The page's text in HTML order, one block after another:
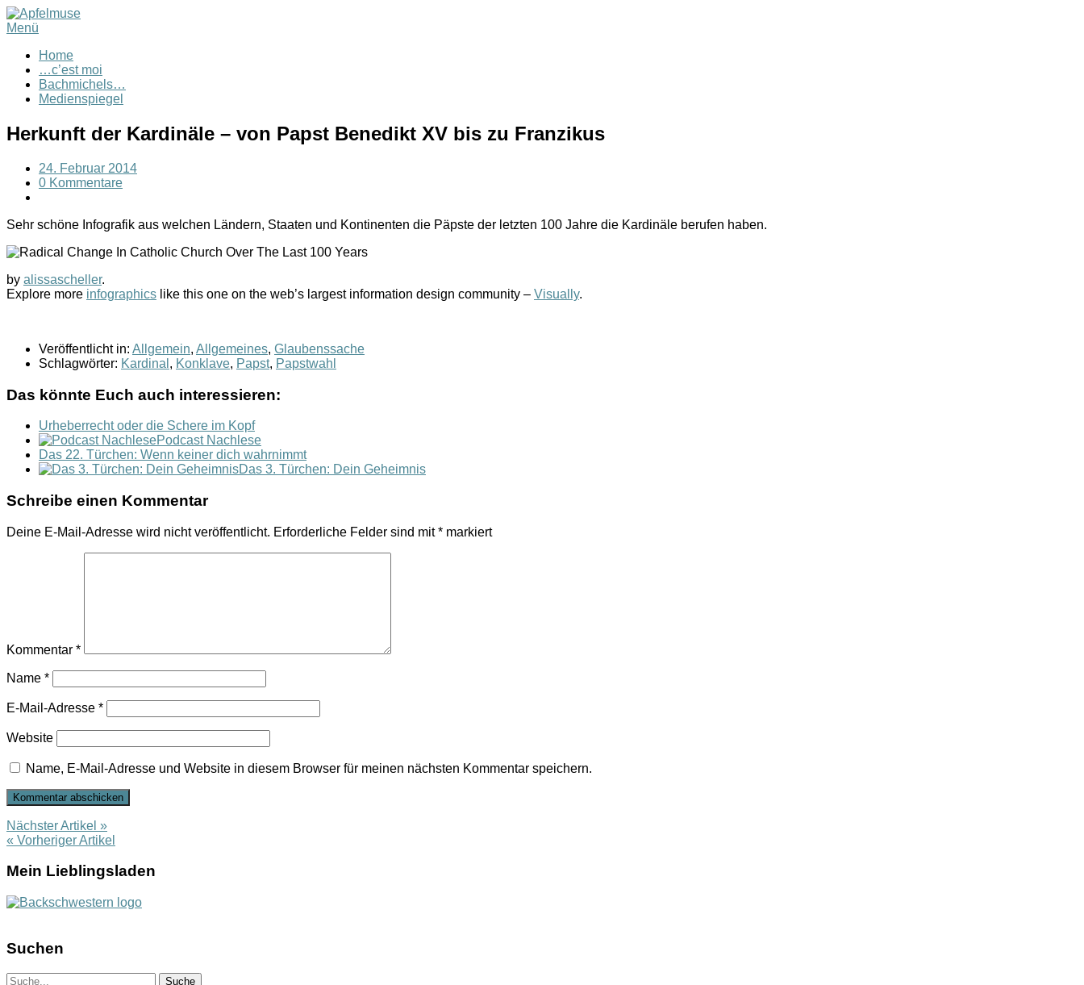
Menü
Home
…c’est moi
Bachmichels…
Medienspiegel
Herkunft der Kardinäle – von Papst Benedikt XV bis zu Franzikus
24. Februar 2014
0 Kommentare
Sehr schöne Infografik aus welchen Ländern, Staaten und Kontinenten die Päpste der letzten 100 Jahre die Kardinäle berufen haben.
by alissascheller.
Explore more infographics like this one on the web’s largest information design community – Visually.
Veröffentlicht in: Allgemein, Allgemeines, Glaubenssache
Schlagwörter: Kardinal , Konklave, Papst, Papstwahl
Das könnte Euch auch interessieren:
Urheberrecht oder die Schere im Kopf
Podcast Nachlese
Das 22. Türchen: Wenn keiner dich wahrnimmt
Das 3. Türchen: Dein Geheimnis
Schreibe einen Kommentar
Deine E-Mail-Adresse wird nicht veröffentlicht. Erforderliche Felder sind mit* markiert
Kommentar *
Name *
E-Mail-Adresse *
Website
Name, E-Mail-Adresse und Website in diesem Browser für meinen nächsten Kommentar speichern.
Nächster Artikel »
« Vorheriger Artikel
Mein Lieblingsladen
Suchen